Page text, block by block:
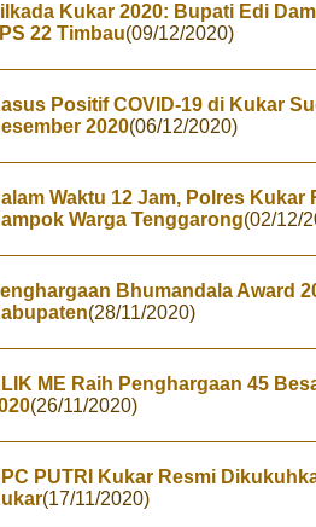
Kukar 2020: Bupati Edi
22 Timbau(09/12/2020)
Positif COVID-19 di Kukar
2020(06/12/2020)
Waktu 12 Jam, Polres
Warga Tenggarong(02/12/
Bhumandala Award
(28/11/2020)
ME Raih Penghargaan 45
(26/11/2020)
PUTRI Kukar Resmi
(17/11/2020)